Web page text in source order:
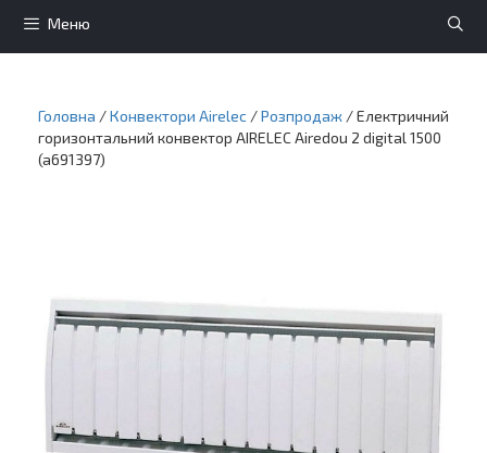
Меню
Головна /Конвектори Airelec /Розпродаж / Електричний
горизонтальний конвектор AIRELEC Airedou 2 digital 1500
(a691397)